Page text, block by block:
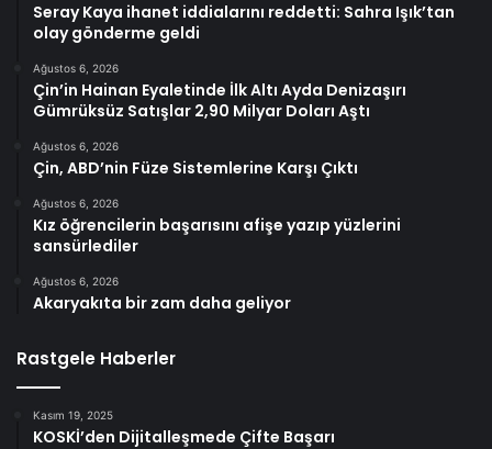
Seray Kaya ihanet iddialarını reddetti: Sahra Işık’tan
olay gönderme geldi
Ağustos 6, 2026
Çin’in Hainan Eyaletinde İlk Altı Ayda Denizaşırı
Gümrüksüz Satışlar 2,90 Milyar Doları Aştı
Ağustos 6, 2026
Çin, ABD’nin Füze Sistemlerine Karşı Çıktı
Ağustos 6, 2026
Kız öğrencilerin başarısını afişe yazıp yüzlerini
sansürlediler
Ağustos 6, 2026
Akaryakıta bir zam daha geliyor
Rastgele Haberler
Kasım 19, 2025
KOSKİ’den Dijitalleşmede Çifte Başarı